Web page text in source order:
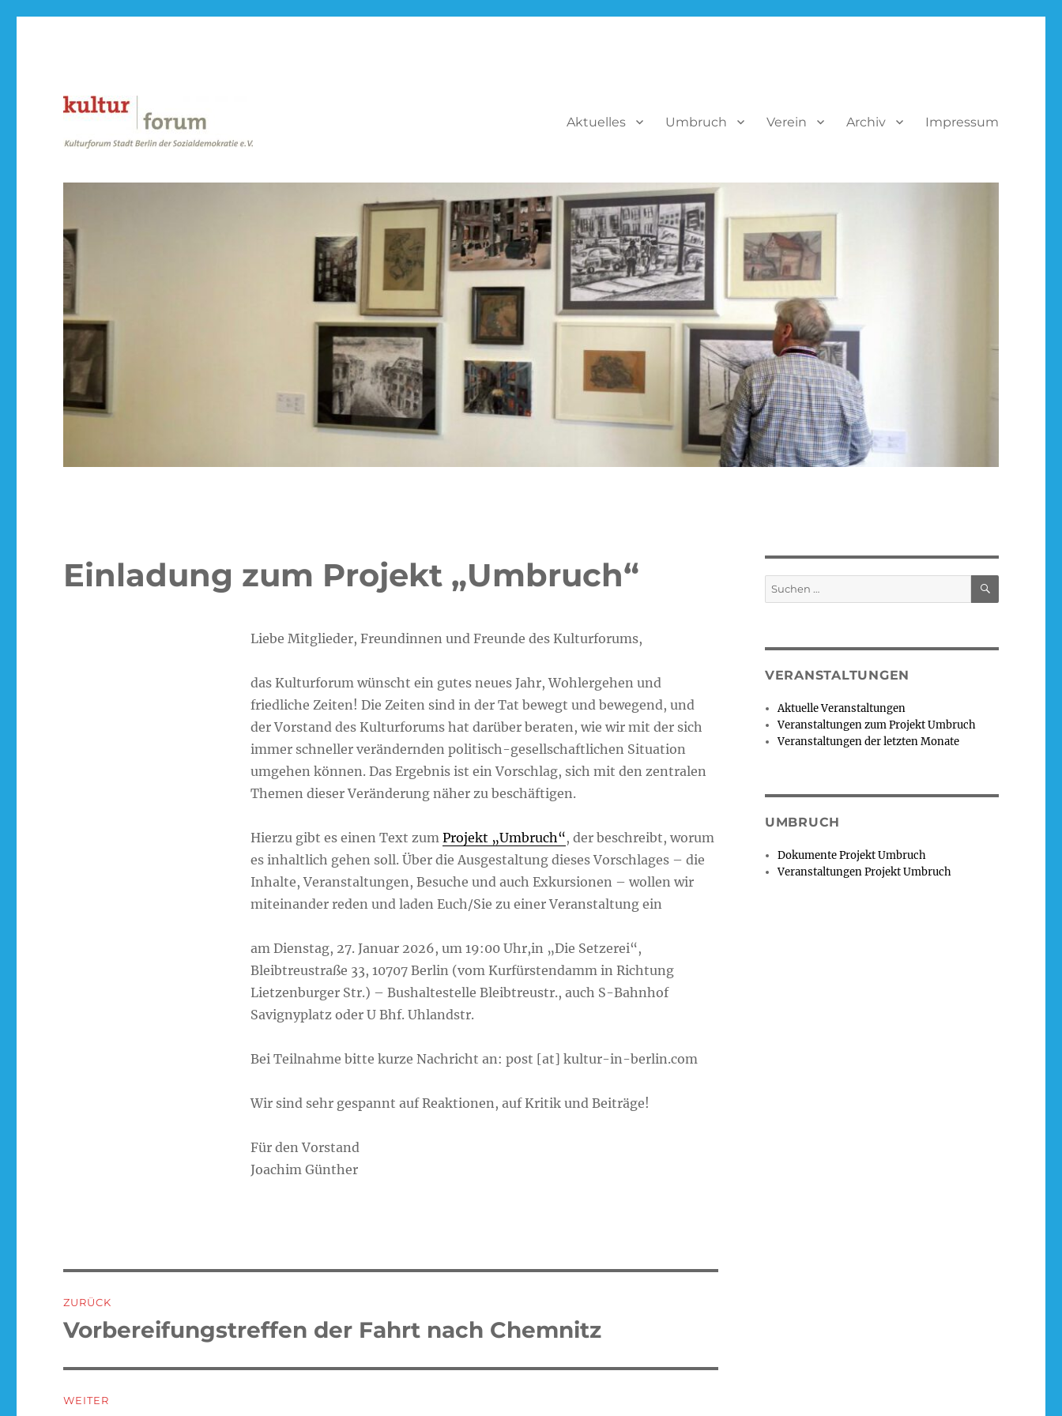
Aktuelles Umbruch Verein Archiv Impressum
Einladung zum Projekt „Umbruch“
Liebe Mitglieder, Freundinnen und Freunde des Kulturforums,
das Kulturforum wünscht ein gutes neues Jahr, Wohlergehen und
friedliche Zeiten! Die Zeiten sind in der Tat bewegt und bewegend, und
der Vorstand des Kulturforums hat darüber beraten, wie wir mit der sich
immer schneller verändernden politisch-gesellschaftlichen Situation
umgehen können. Das Ergebnis ist ein Vorschlag, sich mit den zentralen
Themen dieser Veränderung näher zu beschäftigen.
Hierzu gibt es einen Text zum Projekt „Umbruch“, der beschreibt, worum
es inhaltlich gehen soll. Über die Ausgestaltung dieses Vorschlages – die
Inhalte, Veranstaltungen, Besuche und auch Exkursionen – wollen wir
miteinander reden und laden Euch/Sie zu einer Veranstaltung ein
am Dienstag, 27. Januar 2026, um 19:00 Uhr,in „Die Setzerei“,
Bleibtreustraße 33, 10707 Berlin (vom Kurfürstendamm in Richtung
Lietzenburger Str.) – Bushaltestelle Bleibtreustr., auch S-Bahnhof
Savignyplatz oder U Bhf. Uhlandstr.
Bei Teilnahme bitte kurze Nachricht an: post [at] kultur-in-berlin.com
Wir sind sehr gespannt auf Reaktionen, auf Kritik und Beiträge!
Für den Vorstand
Joachim Günther
ZURÜCK
Vorheriger
Vorbereifungstreffen der Fahrt nach Chemnitz
WEITER
Suchen
nach:
SUCHEN
VERANSTALTUNGEN
Aktuelle Veranstaltungen
Veranstaltungen zum Projekt Umbruch
Veranstaltungen der letzten Monate
UMBRUCH
Dokumente Projekt Umbruch
Veranstaltungen Projekt Umbruch